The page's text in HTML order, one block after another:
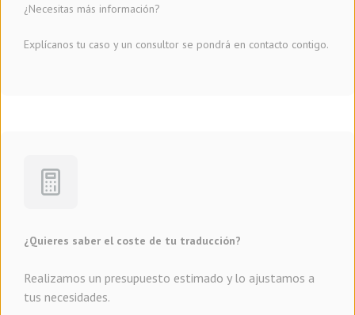
¿Necesitas más información?
Explícanos tu caso y un consultor se pondrá en contacto contigo.
¿Quieres saber el coste de tu traducción?
Realizamos un presupuesto estimado y lo ajustamos a
tus necesidades.